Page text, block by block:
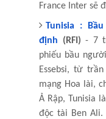
France Inter sẽ
Tunisia :
định (RFI) - 7
phiếu bầu
Essebsi, từ
mạng Hoa lài,
Ả Rập, Tunisia
độc tài Ben Ali.